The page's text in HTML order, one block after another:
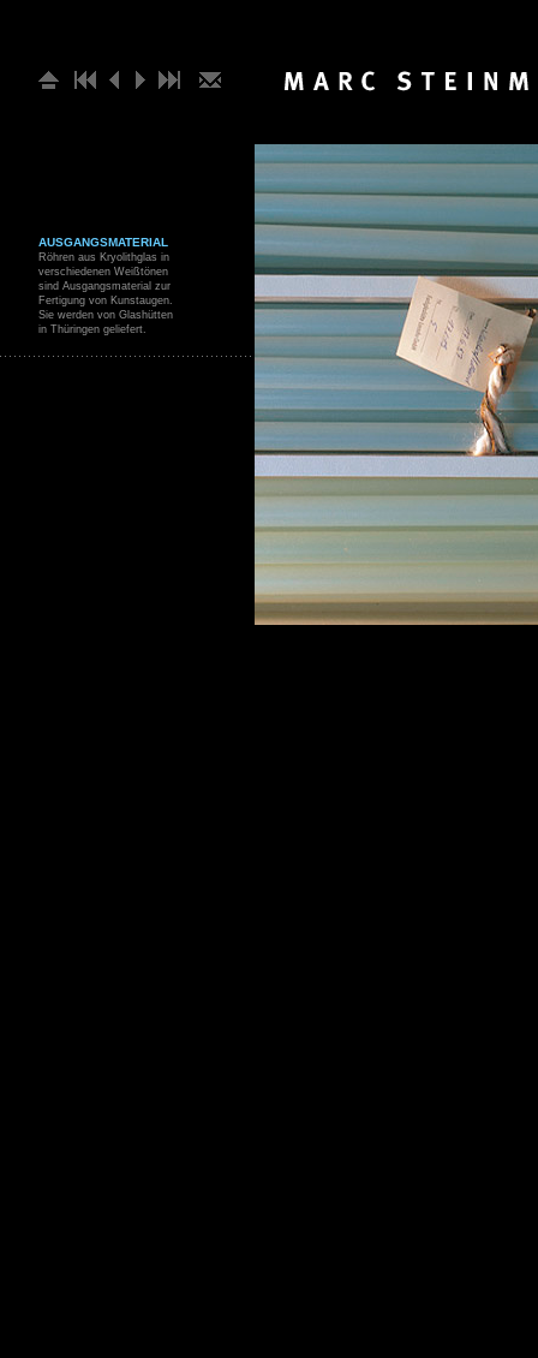
AUSGANGSMATERIAL
Röhren aus Kryolithglas in
verschiedenen Weißtönen
sind Ausgangsmaterial zur
Fertigung von Kunstaugen.
Sie werden von Glashütten
in Thüringen geliefert.